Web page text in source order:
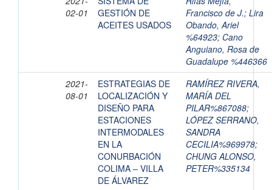
02-01
GESTIÓN DE
ACEITES USADOS
Francisco de J.; Lira
Obando, Ariel
%64923; Cano
Anguiano, Rosa de
Guadalupe %446366
2021-
08-01
ESTRATEGIAS DE
LOCALIZACIÓN Y
DISEÑO PARA
ESTACIONES
INTERMODALES
EN LA
CONURBACIÓN
COLIMA – VILLA
DE ÁLVAREZ
RAMÍREZ RIVERA,
MARÍA DEL
PILAR%867088;
LÓPEZ SERRANO,
SANDRA
CECILIA%969978;
CHUNG ALONSO,
PETER%335134